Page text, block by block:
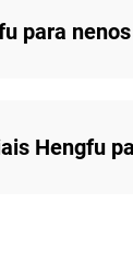
para
Hengfu